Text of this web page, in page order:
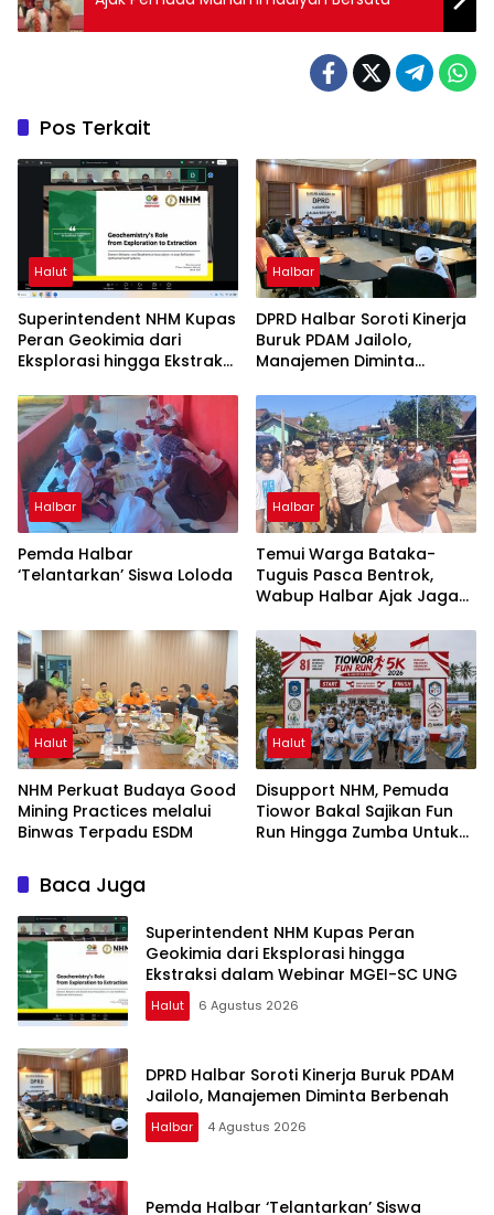
Pos Terkait
Halut
Superintendent NHM Kupas
Peran Geokimia dari
Eksplorasi hingga Ekstraksi
UNG
Halbar
DPRD Halbar Soroti Kinerja
Buruk PDAM Jailolo,
Manajemen Diminta
Halbar
Pemda Halbar
‘Telantarkan’ Siswa Loloda
Halbar
Temui Warga Bataka-
Tuguis Pasca Bentrok,
Wabup Halbar Ajak Jaga
Halut
NHM Perkuat Budaya Good
Mining Practices melalui
Binwas Terpadu ESDM
Halut
Disupport NHM, Pemuda
Tiowor Bakal Sajikan Fun
Run Hingga Zumba Untuk
Baca Juga
Superintendent NHM Kupas Peran
Geokimia dari Eksplorasi hingga
Ekstraksi dalam Webinar MGEI-SC UNG
Halut 6 Agustus 2026
DPRD Halbar Soroti Kinerja Buruk PDAM
Jailolo, Manajemen Diminta Berbenah
Halbar 4 Agustus 2026
Pemda Halbar ‘Telantarkan’ Siswa